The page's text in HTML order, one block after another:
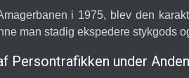
i 1975, blev den
man stadig ekspedere stykgods
Persontrafikken under